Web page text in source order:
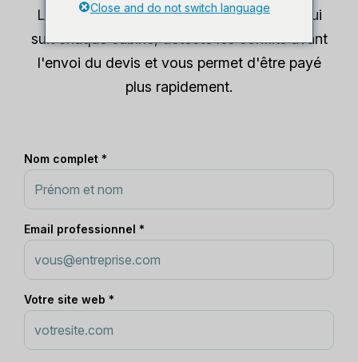
Le logiciel de location de cabines photo qui
suit chaque cabine, détecte les conflits avant
l'envoi du devis et vous permet d'être payé
plus rapidement.
Nom complet *
Email professionnel *
Votre site web *
Close and do not switch language